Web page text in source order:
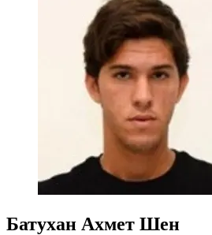
Батухан Ахмет Шен